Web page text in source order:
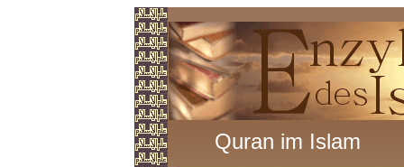
Quran im Islam